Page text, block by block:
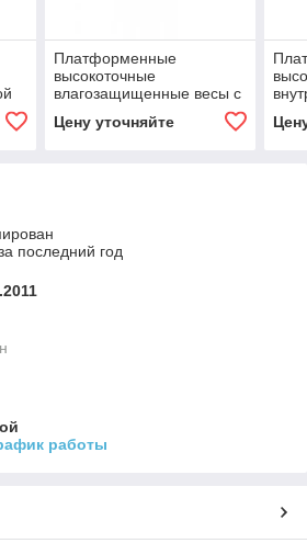
Платформенные
высокоточные
влагозащищенные весы с
внутренней калибровкой
HY10.2000.HRP
Цену уточняйте
последний год
работы